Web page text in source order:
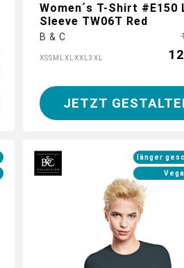
Women´s T-Shirt #E150
Sleeve TW06T Red
B & C
XSS M XL XXL 3XL
JETZT
länger